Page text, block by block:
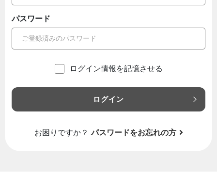
パスワード
ログイン情報を記憶させる
ログイン
お困りですか？ パスワードをお忘れの方